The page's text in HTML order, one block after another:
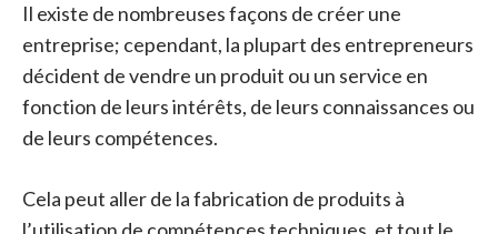
Il existe de nombreuses façons de créer une
entreprise; cependant, la plupart des entrepreneurs
décident de vendre un produit ou un service en
fonction de leurs intérêts, de leurs connaissances ou
de leurs compétences.
Cela peut aller de la fabrication de produits à